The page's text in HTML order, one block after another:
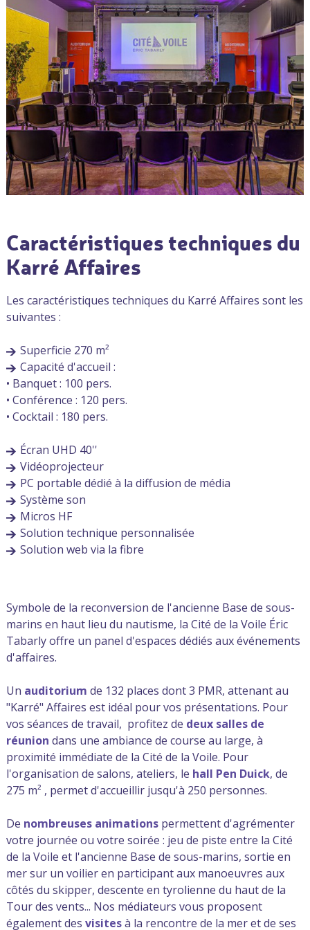
Caractéristiques techniques du
Karré Affaires
Les caractéristiques techniques du Karré Affaires sont les
suivantes :
Superficie 270 m²
Capacité d'accueil :
• Banquet : 100 pers.
• Conférence : 120 pers.
• Cocktail : 180 pers.
Écran UHD 40''
Vidéoprojecteur
PC portable dédié à la diffusion de média
Système son
Micros HF
Solution technique personnalisée
Solution web via la fibre
Symbole de la reconversion de l'ancienne Base de sous-
marins en haut lieu du nautisme, la Cité de la Voile Éric
Tabarly offre un panel d'espaces dédiés aux événements
d'affaires.
Un auditorium de 132 places dont 3 PMR, attenant au
"Karré" Affaires est idéal pour vos présentations. Pour
vos séances de travail, profitez de deux salles de
réunion dans une ambiance de course au large, à
proximité immédiate de la Cité de la Voile. Pour
l'organisation de salons, ateliers, le hall Pen Duick, de
275 m² , permet d'accueillir jusqu'à 250 personnes.
De nombreuses animationspermettent d'agrémenter
votre journée ou votre soirée : jeu de piste entre la Cité
de la Voile et l'ancienne Base de sous-marins, sortie en
mer sur un voilier en participant aux manoeuvres aux
côtés du skipper, descente en tyrolienne du haut de la
Tour des vents... Nos médiateurs vous proposent
également des visitesà la rencontre de la mer et de ses